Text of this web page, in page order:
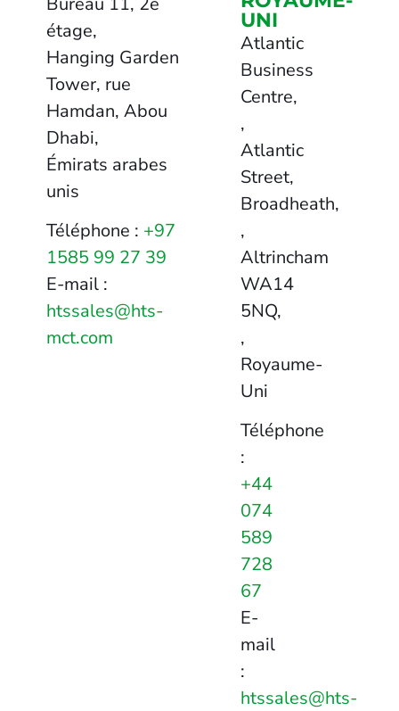
étage,
Hanging Garden
Tower, rue
Hamdan, Abou
Dhabi,
Émirats arabes
unis
Téléphone : +97
1585 99 27 39
E-mail :
htssales@hts-
mct.com
UNI
Atlantic
Business
Centre,
,
Atlantic
Street,
Broadheath,
,
Altrincham
WA14
5NQ,
,
Royaume-
Uni
Téléphone
:
+44
074
589
728
67
E-
mail
:
htssales@hts-